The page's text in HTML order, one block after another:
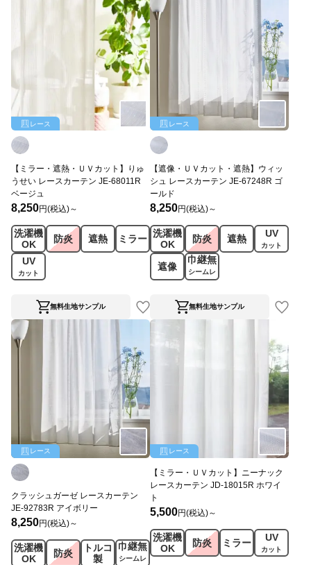
レース
【ミラー・遮熱・ＵＶカット】りゅ
うせい レースカーテン JE-68011R
ベージュ
8,250円(税込)～
洗濯機
OK
防炎 遮熱
ミラー
UV
カット
無料生地サンプル
レース
【遮像・ＵＶカット・遮熱】ウィッ
シュ レースカーテン JE-67248R ゴ
ールド
8,250円(税込)～
洗濯機
OK
防炎 遮熱 UV
カット
遮像
巾継無
シームレ
ス
無料生地サンプル
レース
クラッシュガーゼ レースカーテン
JE-92783R アイボリー
8,250円(税込)～
洗濯機
OK
防炎
トルコ
製
巾継無
シームレ
レース
【ミラー・ＵＶカット】ニーナック
レースカーテン JD-18015R ホワイ
ト
5,500円(税込)～
洗濯機
OK
防炎 ミラー UV
カット